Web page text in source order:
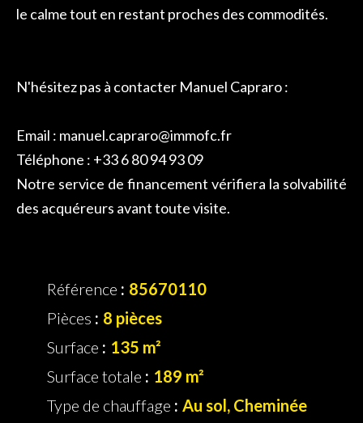
le calme tout en restant proches des commodités.
N'hésitez pas à contacter Manuel Capraro :
Email : manuel.capraro@immofc.fr
Téléphone : +33 6 80 94 93 09
Notre service de financement vérifiera la solvabilité
des acquéreurs avant toute visite.
Référence
85670110
Pièces
8 pièces
Surface
135 m²
Surface totale
189 m²
Type de chauffage
Au sol, Cheminée